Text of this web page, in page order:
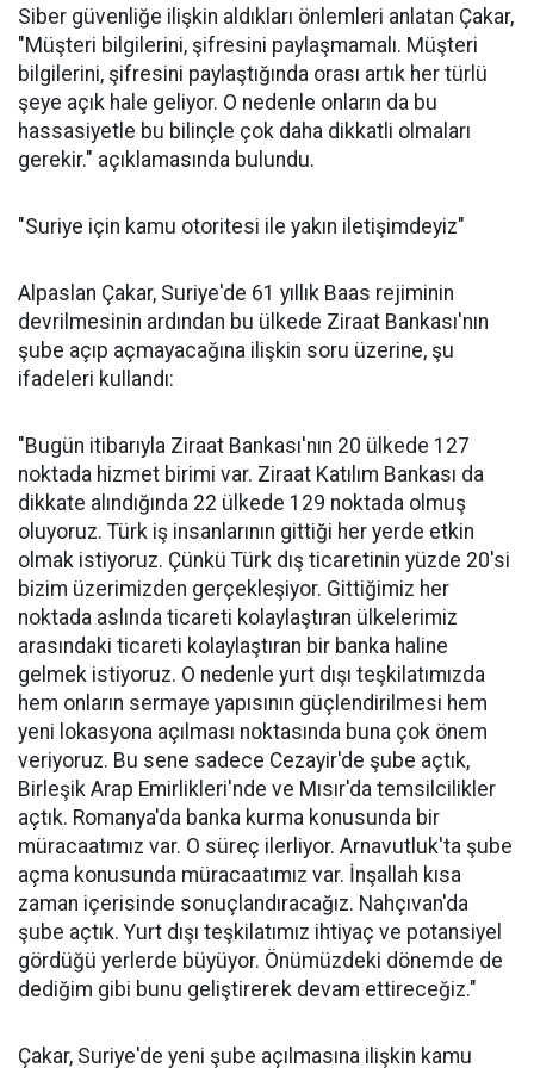
Siber güvenliğe ilişkin aldıkları önlemleri anlatan Çakar,
"Müşteri bilgilerini, şifresini paylaşmamalı. Müşteri
bilgilerini, şifresini paylaştığında orası artık her türlü
şeye açık hale geliyor. O nedenle onların da bu
hassasiyetle bu bilinçle çok daha dikkatli olmaları
gerekir." açıklamasında bulundu.
"Suriye için kamu otoritesi ile yakın iletişimdeyiz"
Alpaslan Çakar, Suriye'de 61 yıllık Baas rejiminin
devrilmesinin ardından bu ülkede Ziraat Bankası'nın
şube açıp açmayacağına ilişkin soru üzerine, şu
ifadeleri kullandı:
"Bugün itibarıyla Ziraat Bankası'nın 20 ülkede 127
noktada hizmet birimi var. Ziraat Katılım Bankası da
dikkate alındığında 22 ülkede 129 noktada olmuş
oluyoruz. Türk iş insanlarının gittiği her yerde etkin
olmak istiyoruz. Çünkü Türk dış ticaretinin yüzde 20'si
bizim üzerimizden gerçekleşiyor. Gittiğimiz her
noktada aslında ticareti kolaylaştıran ülkelerimiz
arasındaki ticareti kolaylaştıran bir banka haline
gelmek istiyoruz. O nedenle yurt dışı teşkilatımızda
hem onların sermaye yapısının güçlendirilmesi hem
yeni lokasyona açılması noktasında buna çok önem
veriyoruz. Bu sene sadece Cezayir'de şube açtık,
Birleşik Arap Emirlikleri'nde ve Mısır'da temsilcilikler
açtık. Romanya'da banka kurma konusunda bir
müracaatımız var. O süreç ilerliyor. Arnavutluk'ta şube
açma konusunda müracaatımız var. İnşallah kısa
zaman içerisinde sonuçlandıracağız. Nahçıvan'da
şube açtık. Yurt dışı teşkilatımız ihtiyaç ve potansiyel
gördüğü yerlerde büyüyor. Önümüzdeki dönemde de
dediğim gibi bunu geliştirerek devam ettireceğiz."
Çakar, Suriye'de yeni şube açılmasına ilişkin kamu